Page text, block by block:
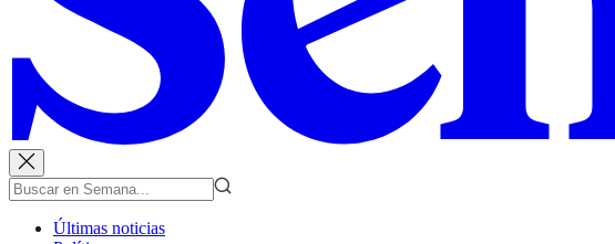
Últimas noticias